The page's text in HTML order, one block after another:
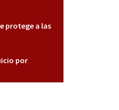
protege a las
por